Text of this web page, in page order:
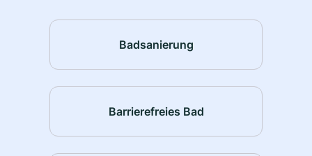
Badsanierung
Barrierefreies Bad